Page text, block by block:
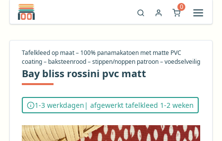
0
Tafelkleed op maat – 100% panamakatoen met matte PVC
coating – baksteenrood – stippen/noppen patroon – voedselveilig
Bay bliss rossini pvc matt
1-3 werkdagen | afgewerkt tafelkleed 1-2 weken